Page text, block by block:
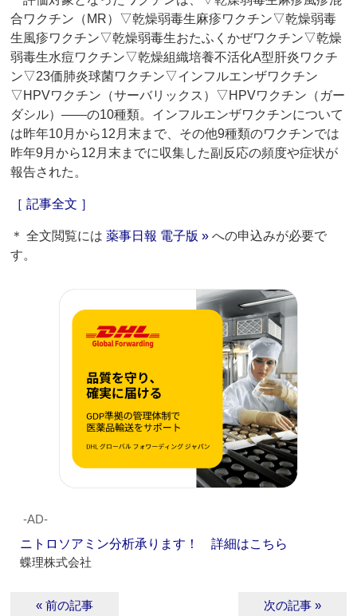
合ワクチン（MR）▽乾燥弱毒生麻疹ワクチン▽乾燥弱毒
生風疹ワクチン▽乾燥弱毒生おたふくかぜワクチン▽乾燥
弱毒生水痘ワクチン▽乾燥組織培養不活化A型肝炎ワクチ
ン▽23価肺炎球菌ワクチン▽インフルエンザワクチン
▽HPVワクチン（サーバリックス）▽HPVワクチン（ガー
ダシル）――の10種類。インフルエンザワクチンについて
は昨年10月から12月末まで、その他9種類のワクチンでは
昨年9月から12月末までに収集した副反応の頻度や症状が
報告された。
［ 記事全文 ］
＊ 全文閲覧には薬事日報 電子版 » への申込みが必要で
す。
‐AD‐
ニトロソアミン分析承ります！ 詳細はこちら
蝶理株式会社
« 前の記事 次の記事 »